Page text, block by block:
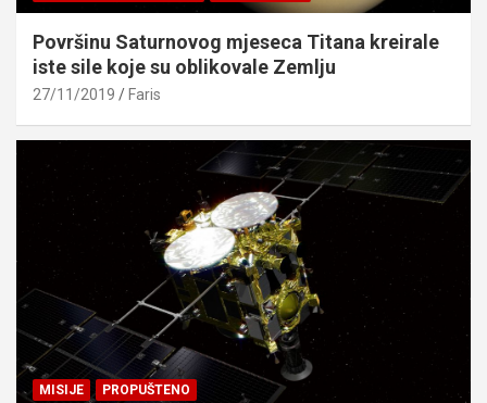
Površinu Saturnovog mjeseca Titana kreirale
iste sile koje su oblikovale Zemlju
27/11/2019 Faris
MISIJE PROPUŠTENO